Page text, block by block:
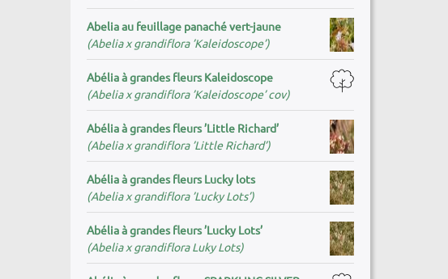
Abelia au feuillage panaché vert-jaune
(Abelia x grandiflora ’Kaleidoscope’)
Abélia à grandes fleurs Kaleidoscope
(Abelia x grandiflora ’Kaleidoscope’ cov)
Abélia à grandes fleurs ’Little Richard’
(Abelia x grandiflora ’Little Richard’)
Abélia à grandes fleurs Lucky lots
(Abelia x grandiflora ’Lucky Lots’)
Abélia à grandes fleurs ’Lucky Lots’
(Abelia x grandiflora Luky Lots)